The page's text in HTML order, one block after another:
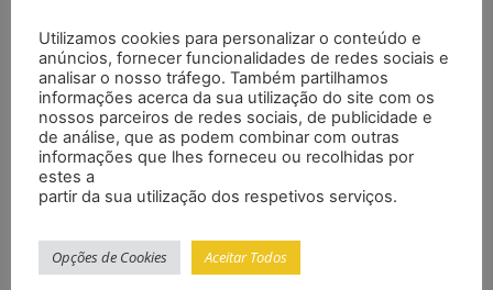
Mercado!!!
Camiseta 100% Algodão fio 30.1 de Alta qualidade
Estampas em Film de Recorte Importado de alta
durabilidade.
Disponível nos tamanhos S, M, L, XL, XXl
Modelo Unissex de ótimo caimento.
Favor informar o tamanho e cor desejado para
que possamos postar no prazo
Utilizamos cookies para personalizar o conteúdo e
anúncios, fornecer funcionalidades de redes sociais e
analisar o nosso tráfego. Também partilhamos
informações acerca da sua utilização do site com os
nossos parceiros de redes sociais, de publicidade e
de análise, que as podem combinar com outras
informações que lhes forneceu ou recolhidas por
estes a
partir da sua utilização dos respetivos serviços.
Opções de Cookies Aceitar Todos